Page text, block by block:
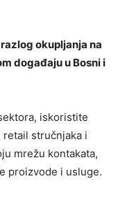
okupljanja na
događaju u Bosni i
iskoristite
stručnjaka i
mrežu kontakata,
proizvode i usluge.